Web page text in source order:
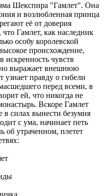
Шекспира "Гамлет". Она
и возлюбленная принца
её от доверия
Гамлет, как наследник
особу королевской
происхождение,
искренность чувств
но выражает внешнюю
узнает правду о гибели
перед всеми, в
ей, что никогда не
Вскоре Гамлет
силах вынести безумия
с ума, начинает петь
об утраченном, плетет